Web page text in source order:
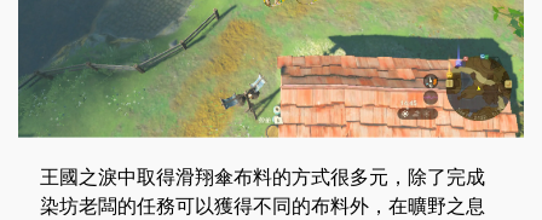
王國之淚中取得滑翔傘布料的方式很多元，除了完成
染坊老闆的任務可以獲得不同的布料外，在曠野之息